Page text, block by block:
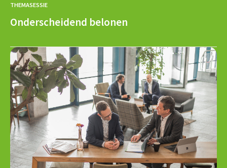
THEMASESSIE
Onderscheidend belonen